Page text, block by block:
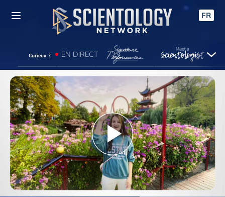
FR
Curieux ? EN DIRECT
Play
Video